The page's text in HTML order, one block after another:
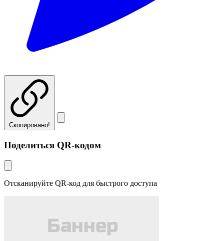
Скопировано!
Поделиться QR-кодом
Отсканируйте QR-код для быстрого доступа